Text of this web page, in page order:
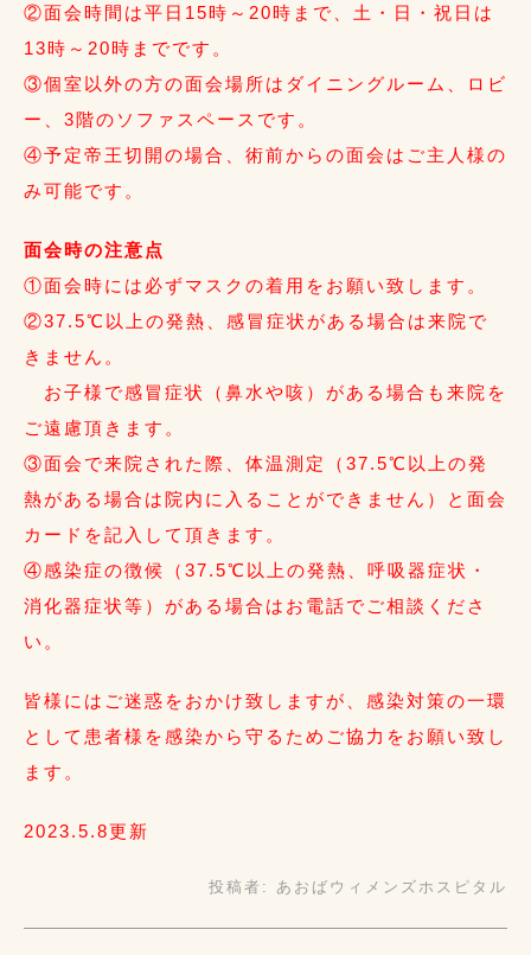
②面会時間は平日15時～20時まで、土・日・祝日は
13時～20時までです。
③個室以外の方の面会場所はダイニングルーム、ロビ
ー、3階のソファスペースです。
④予定帝王切開の場合、術前からの面会はご主人様の
み可能です。
面会時の注意点
①面会時には必ずマスクの着用をお願い致します。
②37.5℃以上の発熱、感冒症状がある場合は来院で
きません。
お子様で感冒症状（鼻水や咳）がある場合も来院を
ご遠慮頂きます。
③面会で来院された際、体温測定（37.5℃以上の発
熱がある場合は院内に入ることができません）と面会
カードを記入して頂きます。
④感染症の徴候（37.5℃以上の発熱、呼吸器症状・
消化器症状等）がある場合はお電話でご相談くださ
い。
皆様にはご迷惑をおかけ致しますが、感染対策の一環
として患者様を感染から守るためご協力をお願い致し
ます。
2023.5.8更新
投稿者: あおばウィメンズホスピタル